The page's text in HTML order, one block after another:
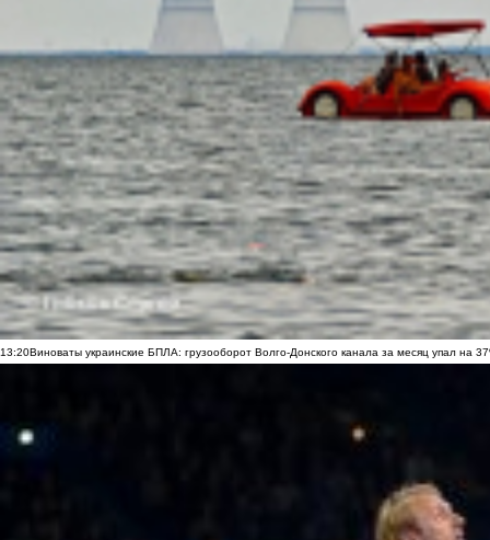
13:20Виноваты украинские БПЛА: грузооборот Волго-Донского канала за месяц упал на